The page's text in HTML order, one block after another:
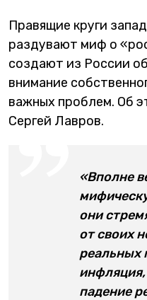
Правящие круги
раздувают миф о
создают из России
внимание
важных проблем. Об
Сергей Лавров.
«Вполне
они
от своих
реальных
падение